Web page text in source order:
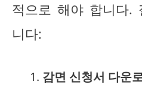
적으로 해야 합니다.
니다:
감면 신청서 다운